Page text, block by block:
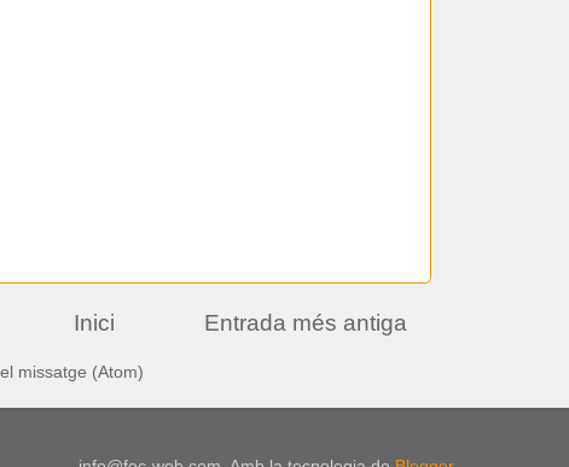
Entrada més antiga
Inici
missatge (Atom)